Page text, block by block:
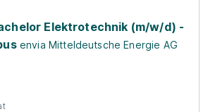
Elektrotechnik (m/w/d) -
envia Mitteldeutsche Energie AG